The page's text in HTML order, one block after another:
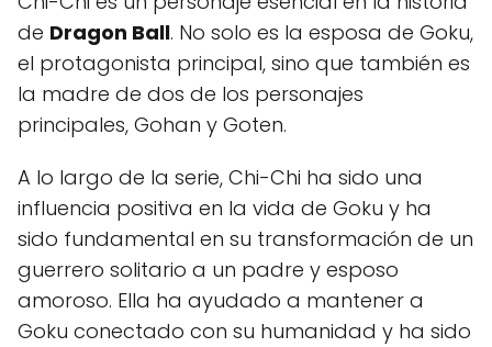
de Dragon Ball. No solo es la esposa de Goku,
el protagonista principal, sino que también es
la madre de dos de los personajes
principales, Gohan y Goten.
A lo largo de la serie, Chi-Chi ha sido una
influencia positiva en la vida de Goku y ha
sido fundamental en su transformación de un
guerrero solitario a un padre y esposo
amoroso. Ella ha ayudado a mantener a
Goku conectado con su humanidad y ha sido